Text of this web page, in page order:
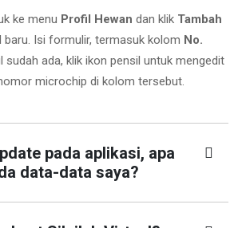
ke menu Profil Hewan dan klik Tambah
Isi formulir, termasuk kolom No.
sudah ada, klik ikon pensil untuk mengedit
microchip di kolom tersebut.
pada aplikasi, apa
data-data saya?